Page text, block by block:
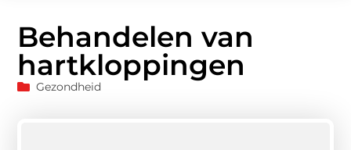
Behandelen van
hartkloppingen
Gezondheid